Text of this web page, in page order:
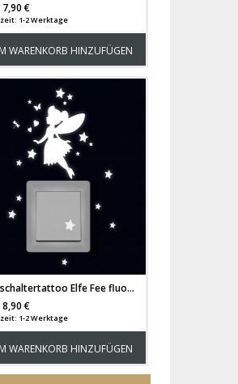
7,90 €
1-2 Werktage
WARENKORB HINZUFÜGEN
Lichtschaltertattoo Elfe Fee fluoreszierend Leuchtsticker mit Elfe Fee Sterne & Herzen M2214
8,90 €
1-2 Werktage
WARENKORB HINZUFÜGEN